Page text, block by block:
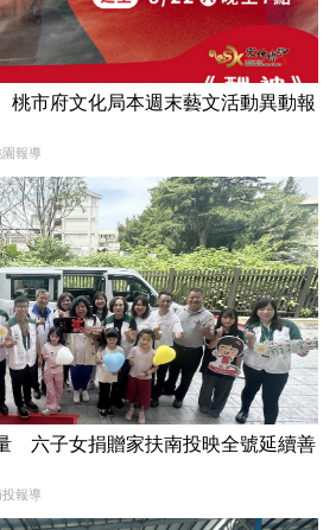
市府文化局本週末藝文活動異動報
報導
六子女捐贈家扶南投映全號延續善
報導